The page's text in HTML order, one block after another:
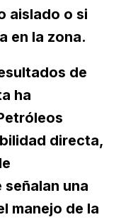
aislado o si
en la zona.
de
ha
directa,
una
manejo de la